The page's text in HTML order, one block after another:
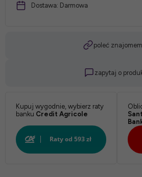
Dostawa: Darmowa
poleć
zapytaj o
Kupuj wygodnie, wybierz raty
banku Credit Agricole